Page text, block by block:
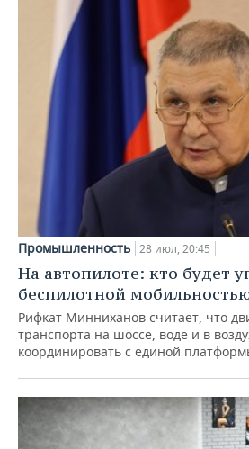
Промышленность 28 июл, 20:45
На автопилоте: кто будет
беспилотной
Рифкат Минниханов считает, что
транспорта на шоссе, воде и в
координировать с единой